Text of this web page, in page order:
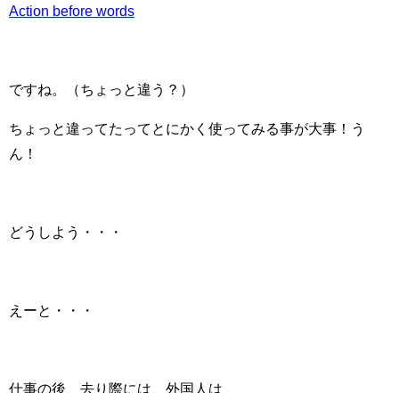
Action before words
ですね。（ちょっと違う？）
ちょっと違ってたってとにかく使ってみる事が大事！う
ん！
どうしよう・・・
えーと・・・
仕事の後、去り際には、外国人は